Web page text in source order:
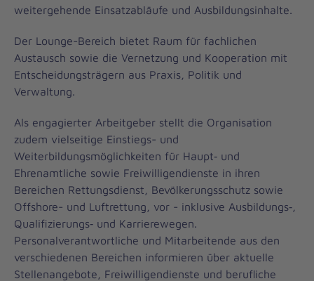
weitergehende Einsatzabläufe und Ausbildungsinhalte.
Der Lounge-Bereich bietet Raum für fachlichen
Austausch sowie die Vernetzung und Kooperation mit
Entscheidungsträgern aus Praxis, Politik und
Verwaltung.
Als engagierter Arbeitgeber stellt die Organisation
zudem vielseitige Einstiegs- und
Weiterbildungsmöglichkeiten für Haupt‑ und
Ehrenamtliche sowie Freiwilligendienste in ihren
Bereichen Rettungsdienst, Bevölkerungsschutz sowie
Offshore- und Luftrettung, vor - inklusive Ausbildungs‑,
Qualifizierungs‑ und Karrierewegen.
Personalverantwortliche und Mitarbeitende aus den
verschiedenen Bereichen informieren über aktuelle
Stellenangebote, Freiwilligendienste und berufliche